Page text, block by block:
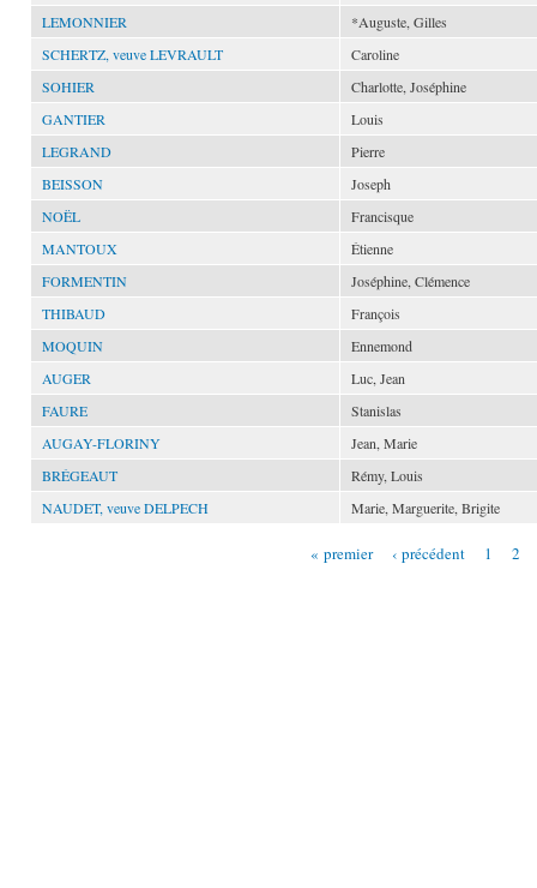
LEMONNIER
*Auguste, Gilles
SCHERTZ, veuve LEVRAULT
Caroline
SOHIER
Charlotte, Joséphine
GANTIER
Louis
LEGRAND
Pierre
BEISSON
Joseph
NOËL
Francisque
MANTOUX
Étienne
FORMENTIN
Joséphine, Clémence
THIBAUD
François
MOQUIN
Ennemond
AUGER
Luc, Jean
FAURE
Stanislas
AUGAY-FLORINY
Jean, Marie
BRÉGEAUT
Rémy, Louis
NAUDET, veuve DELPECH
Marie, Marguerite, Brigite
« premier ‹ précédent 1 2